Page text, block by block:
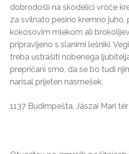
dobrodošli na skodelici vroče
za svilnato pesino kremno juho,
kokosovim mlekom ali
pripravljeno s slanimi lešniki.
treba ustrašiti nobenega
prepričani smo, da se bo tudi
narisal prijeten nasmešek.
1137 Budimpešta, Jászai Mari